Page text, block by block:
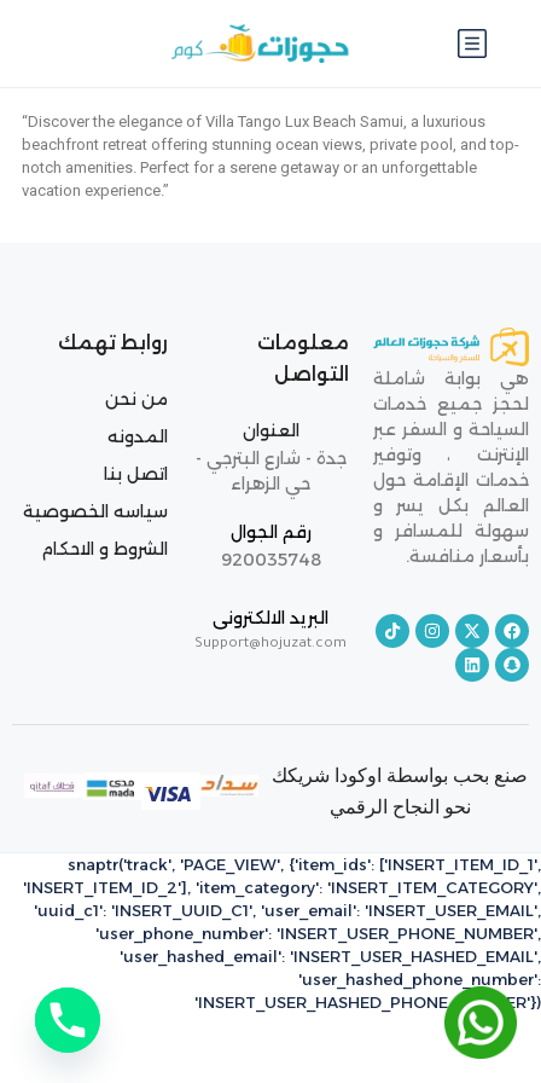
“Discover the elegance of Villa Tango Lux Beach Samui, a luxurious
beachfront retreat offering stunning ocean views, private pool, and top-
notch amenities. Perfect for a serene getaway or an unforgettable
vacation experience.”
هي بوابة شاملة
لحجز جميع خدمات
السياحة و السفر عبر
الإنترنت ، وتوفير
خدمات الإقامة حول
العالم بكل يسر و
سهولة للمسافر و
بأسعار منافسة.
معلومات
التواصل
العنوان
جدة - شارع البترجي -
حي الزهراء
رقم الجوال
920035748
البريد الالكترونى
Support@hojuzat.com
روابط تهمك
من نحن
المدونه
اتصل بنا
سياسه الخصوصية
الشروط و الاحكام
صنع بحب بواسطة اوكودا شريكك
نحو النجاح الرقمي
snaptr('track', 'PAGE_VIEW', {'item_ids': ['INSERT_ITEM_ID_1',
'INSERT_ITEM_ID_2'], 'item_category': 'INSERT_ITEM_CATEGORY',
'uuid_c1': 'INSERT_UUID_C1', 'user_email': 'INSERT_USER_EMAIL',
'user_phone_number': 'INSERT_USER_PHONE_NUMBER',
'user_hashed_email': 'INSERT_USER_HASHED_EMAIL',
'user_hashed_phone_number':
'INSERT_USER_HASHED_PHONE_NUMBER'})